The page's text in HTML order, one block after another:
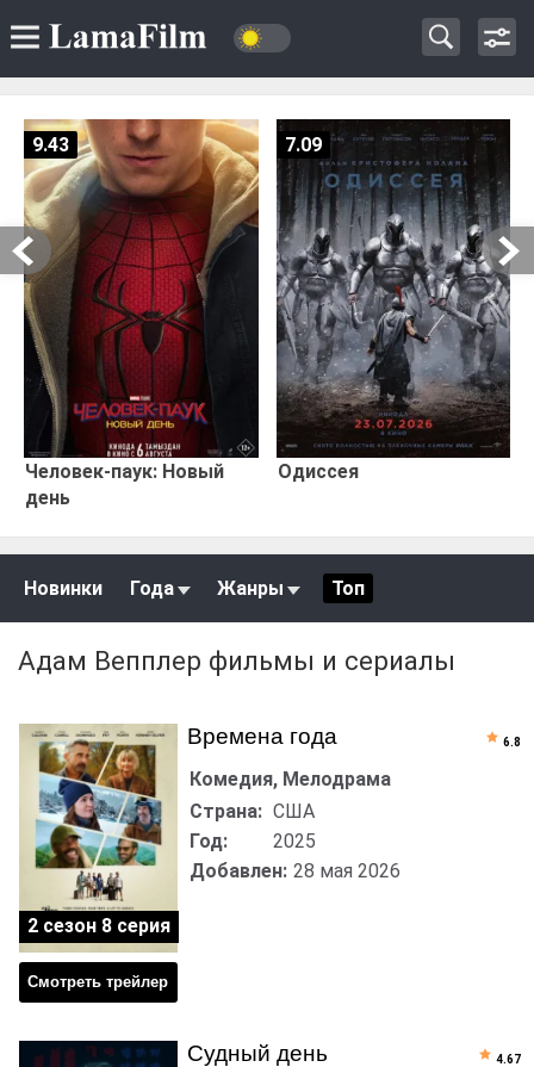
Человек-паук: Новый
день
9.43
Одиссея
7.09
Новинки Года Жанры Топ
Адам Вепплер фильмы и сериалы
Времена года
Смотреть трейлер
Комедия, Мелодрама
Страна: США
Год:
2025
Добавлен: 28 мая 2026
2 сезон 8 серия
6.8
Судный день 4.67